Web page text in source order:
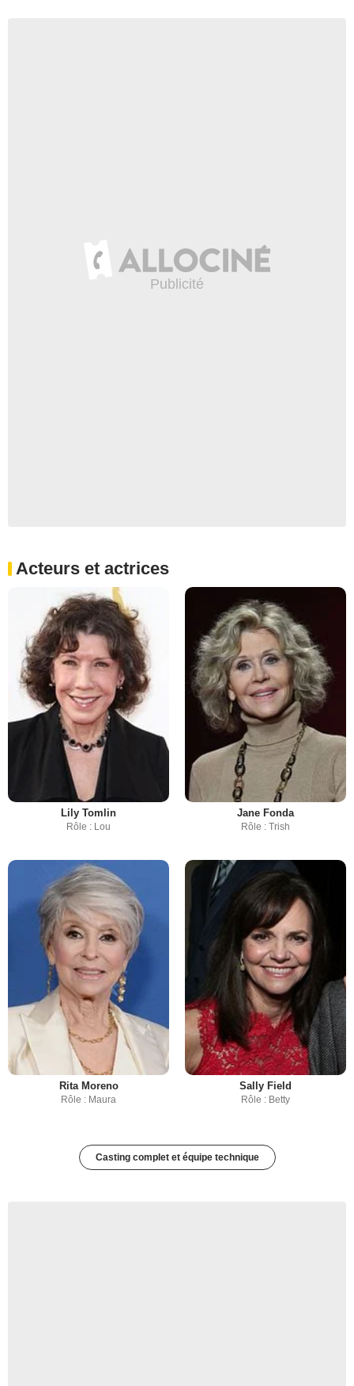
Acteurs et actrices
Lily Tomlin
Rôle : Lou
Jane Fonda
Rôle : Trish
Rita Moreno
Rôle : Maura
Sally Field
Rôle : Betty
Casting complet et équipe technique